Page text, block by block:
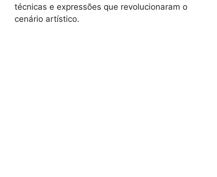
técnicas e expressões que revolucionaram o
cenário artístico.